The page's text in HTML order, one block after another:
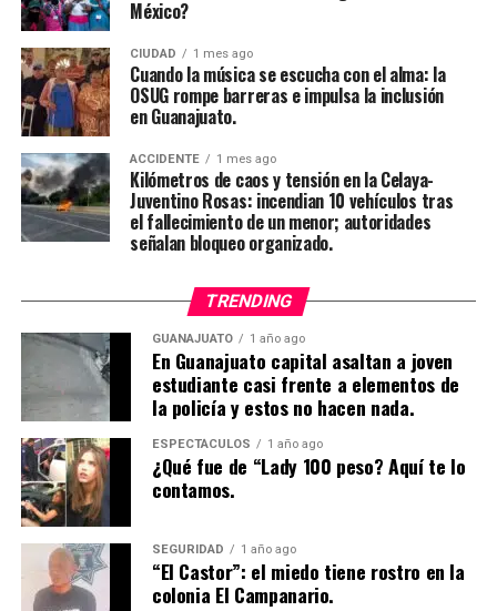
México?
CIUDAD 1 mes ago
Cuando la música se escucha con el alma: la
OSUG rompe barreras e impulsa la inclusión
en Guanajuato.
ACCIDENTE 1 mes ago
Kilómetros de caos y tensión en la Celaya-
Juventino Rosas: incendian 10 vehículos tras
el fallecimiento de un menor; autoridades
señalan bloqueo organizado.
TRENDING
GUANAJUATO 1 año ago
En Guanajuato capital asaltan a joven
estudiante casi frente a elementos de
la policía y estos no hacen nada.
ESPECTÁCULOS 1 año ago
¿Qué fue de “Lady 100 peso? Aquí te lo
contamos.
SEGURIDAD 1 año ago
“El Castor”: el miedo tiene rostro en la
colonia El Campanario.